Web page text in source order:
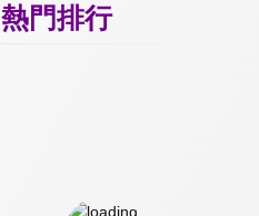
熱門排行